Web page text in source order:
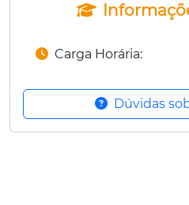
Carga Horária:
Dúvidas